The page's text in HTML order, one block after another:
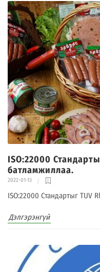
ISO:22000
батламжиллаа.
2022-01-13
ISO:22000 Стандартыг TUV
Дэлгэрэнгүй